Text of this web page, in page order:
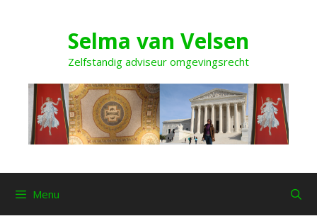
Selma van Velsen
Zelfstandig adviseur omgevingsrecht
Menu